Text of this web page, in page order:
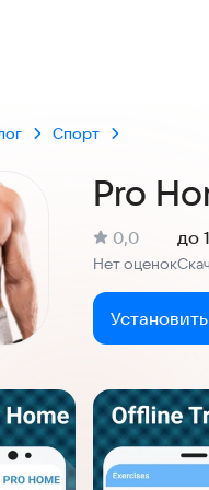
Спорт
Pro
Рейтинг:
0,0
Нет оценок
до